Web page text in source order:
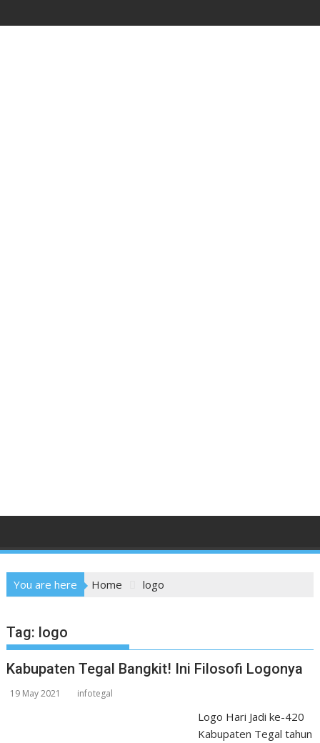
to
You are here Home logo
Tag: logo
Kabupaten Tegal Bangkit! Ini Filosofi Logonya
19 May 2021 infotegal
Logo Hari Jadi ke-420
Kabupaten Tegal tahun